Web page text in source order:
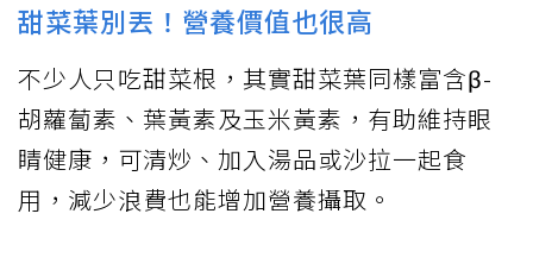
甜菜葉別丟！營養價值也很高
不少人只吃甜菜根，其實甜菜葉同樣富含β-
胡蘿蔔素、葉黃素及玉米黃素，有助維持眼
睛健康，可清炒、加入湯品或沙拉一起食
用，減少浪費也能增加營養攝取。